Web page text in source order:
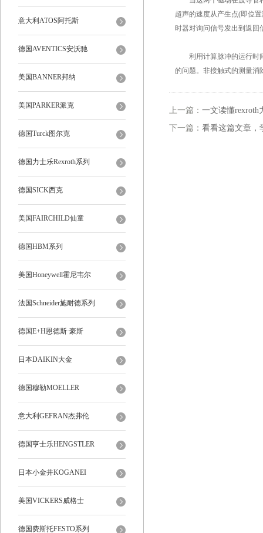
意大利ATOS阿托斯
德国AVENTICS安沃驰
美国BANNER邦纳
美国PARKER派克
德国Turck图尔克
德国力士乐Rexroth系列
德国SICK西克
美国FAIRCHILD仙童
德国HBM系列
美国Honeywell霍尼韦尔
法国Schneider施耐德系列
德国E+H恩德斯·豪斯
日本DAIKIN大金
德国穆勒MOELLER
意大利GEFRAN杰弗伦
德国亨士乐HENGSTLER
日本小金井KOGANEI
美国VICKERS威格士
德国费斯托FESTO系列
超声的速度从产生点(即位
时器对询问信号发出到返
利用计算脉冲的运行时间
的问题。非接触式的测量消
上一篇： 一文读懂rexroth
下一篇： 看看这篇文章，